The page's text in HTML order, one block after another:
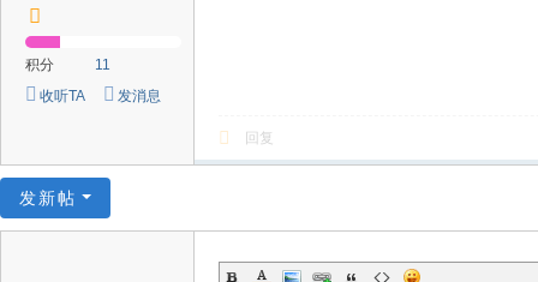
积分
11
收听TA
发消息
回复
发新帖